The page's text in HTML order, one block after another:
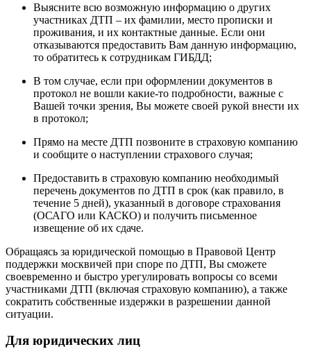
Выясните всю возможную информацию о других
участниках ДТП – их фамилии, место прописки и
проживания, и их контактные данные. Если они
отказываются предоставить Вам данную информацию,
то обратитесь к сотрудникам ГИБДД;
В том случае, если при оформлении документов в
протокол не вошли какие-то подробности, важные с
Вашей точки зрения, Вы можете своей рукой внести их
в протокол;
Прямо на месте ДТП позвоните в страховую компанию
и сообщите о наступлении страхового случая;
Предоставить в страховую компанию необходимый
перечень документов по ДТП в срок (как правило, в
течение 5 дней), указанный в договоре страхования
(ОСАГО или КАСКО) и получить письменное
извещение об их сдаче.
Обращаясь за юридической помощью в Правовой Центр
поддержки москвичей при споре по ДТП, Вы сможете
своевременно и быстро урегулировать вопросы со всеми
участниками ДТП (включая страховую компанию), а также
сократить собственные издержки в разрешении данной
ситуации.
Для юридических лиц